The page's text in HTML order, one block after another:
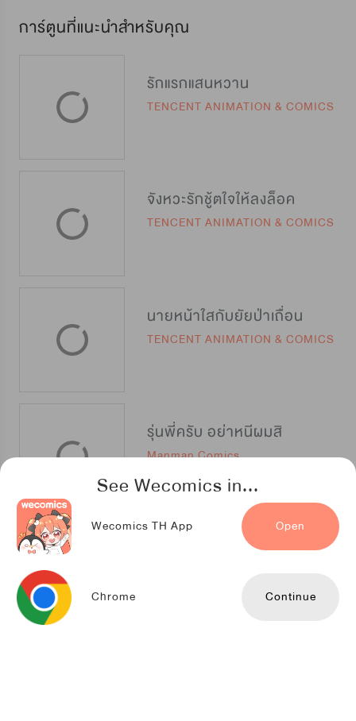
See Wecomics in...
Wecomics TH App Open
Chrome Continue
การ์ตูนที่แนะนำสำหรับคุณ
รักแรกแสนหวาน
TENCENT ANIMATION & COMICS
จังหวะรักชู้ตใจให้ลงล็อค
TENCENT ANIMATION & COMICS
นายหน้าใสกับยัยป่าเถื่อน
TENCENT ANIMATION & COMICS
รุ่นพี่ครับ อย่าหนีผมสิ
Manman Comics
ขออีกครั้ง แค่ได้พบเธอ